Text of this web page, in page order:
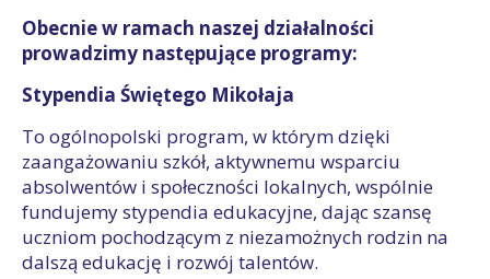
Obecnie w ramach naszej działalności
prowadzimy następujące programy:
Stypendia Świętego Mikołaja
To ogólnopolski program, w którym dzięki
zaangażowaniu szkół, aktywnemu wsparciu
absolwentów i społeczności lokalnych, wspólnie
fundujemy stypendia edukacyjne, dając szansę
uczniom pochodzącym z niezamożnych rodzin na
dalszą edukację i rozwój talentów.